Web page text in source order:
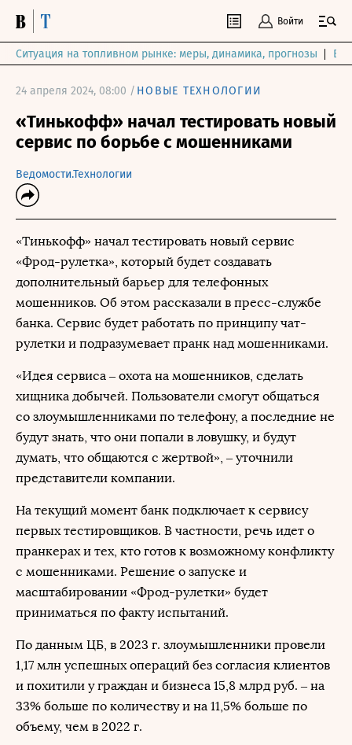
Войти
Ситуация на топливном рынке: меры, динамика, прогнозы
24 апреля 2024, 08:00 / НОВЫЕ ТЕХНОЛОГИИ
«Тинькофф» начал тестировать новый
сервис по борьбе с мошенниками
Ведомости.Технологии
«Тинькофф» начал тестировать новый сервис
«Фрод-рулетка», который будет создавать
дополнительный барьер для телефонных
мошенников. Об этом рассказали в пресс-службе
банка. Сервис будет работать по принципу чат-
рулетки и подразумевает пранк над мошенниками.
«Идея сервиса ‒ охота на мошенников, сделать
хищника добычей. Пользователи смогут общаться
со злоумышленниками по телефону, а последние не
будут знать, что они попали в ловушку, и будут
думать, что общаются с жертвой», ‒ уточнили
представители компании.
На текущий момент банк подключает к сервису
первых тестировщиков. В частности, речь идет о
пранкерах и тех, кто готов к возможному конфликту
с мошенниками. Решение о запуске и
масштабировании «Фрод-рулетки» будет
приниматься по факту испытаний.
По данным ЦБ, в 2023 г. злоумышленники провели
1,17 млн успешных операций без согласия клиентов
и похитили у граждан и бизнеса 15,8 млрд руб. – на
33% больше по количеству и на 11,5% больше по
объему, чем в 2022 г.